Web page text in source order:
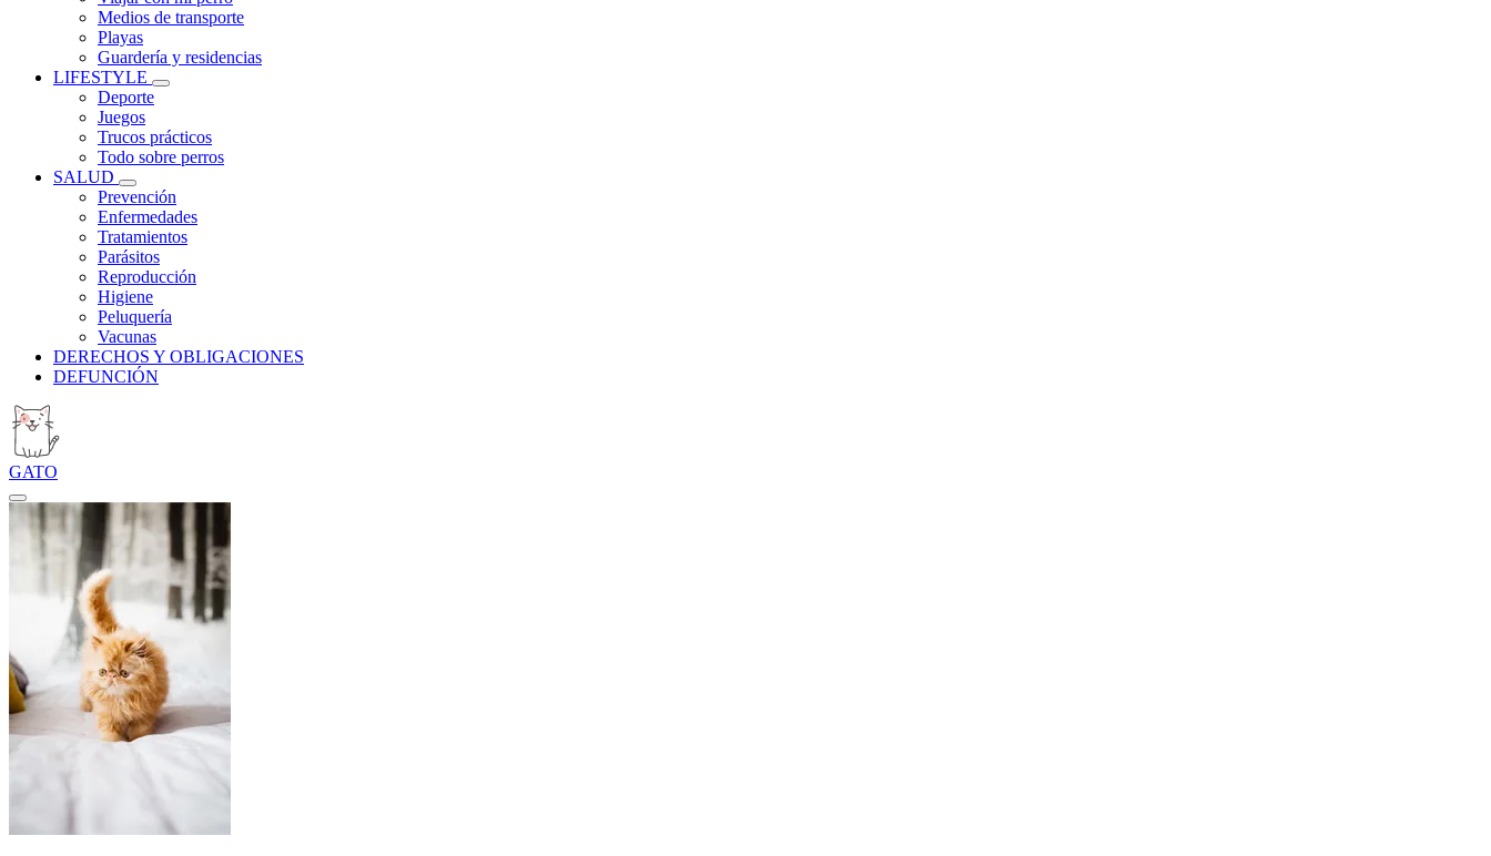
Medios de transporte
Playas
Guardería y residencias
LIFESTYLE
Deporte
Juegos
Trucos prácticos
Todo sobre perros
SALUD
Prevención
Enfermedades
Tratamientos
Parásitos
Reproducción
Higiene
Peluquería
Vacunas
DERECHOS Y OBLIGACIONES
DEFUNCIÓN
GATO